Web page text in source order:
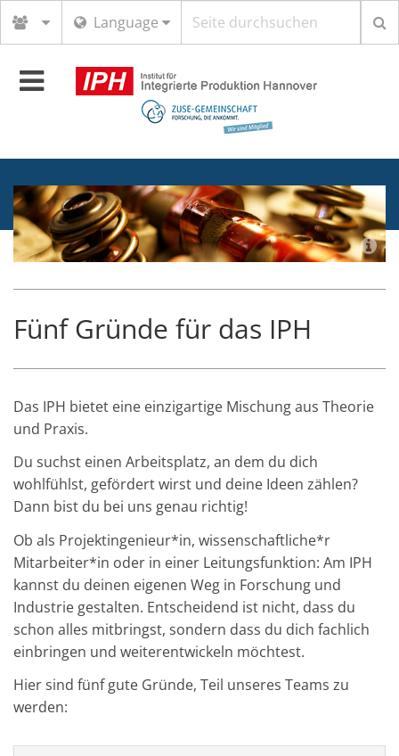
Language
Toggle
navigation
Fünf Gründe für das IPH
Das IPH bietet eine einzigartige Mischung aus Theorie
und Praxis.
Du suchst einen Arbeitsplatz, an dem du dich
wohlfühlst, gefördert wirst und deine Ideen zählen?
Dann bist du bei uns genau richtig!
Ob als Projektingenieur*in, wissenschaftliche*r
Mitarbeiter*in oder in einer Leitungsfunktion: Am IPH
kannst du deinen eigenen Weg in Forschung und
Industrie gestalten. Entscheidend ist nicht, dass du
schon alles mitbringst, sondern dass du dich fachlich
einbringen und weiterentwickeln möchtest.
Hier sind fünf gute Gründe, Teil unseres Teams zu
werden: